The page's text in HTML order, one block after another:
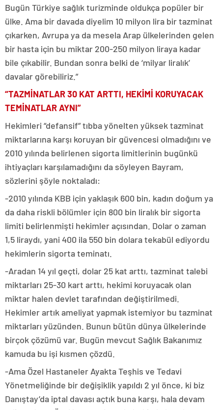
Bugün Türkiye sağlık turizminde oldukça popüler bir
ülke. Ama bir davada diyelim 10 milyon lira bir tazminat
çıkarken, Avrupa ya da mesela Arap ülkelerinden gelen
bir hasta için bu miktar 200-250 milyon liraya kadar
bile çıkabilir. Bundan sonra belki de ‘milyar liralık’
davalar görebiliriz.”
“TAZMİNATLAR 30 KAT ARTTI, HEKİMİ KORUYACAK
TEMİNATLAR AYNI”
Hekimleri “defansif” tıbba yönelten yüksek tazminat
miktarlarına karşı koruyan bir güvencesi olmadığını ve
2010 yılında belirlenen sigorta limitlerinin bugünkü
ihtiyaçları karşılamadığını da söyleyen Bayram,
sözlerini şöyle noktaladı:
-2010 yılında KBB için yaklaşık 600 bin, kadın doğum ya
da daha riskli bölümler için 800 bin liralık bir sigorta
limiti belirlenmişti hekimler açısından. Dolar o zaman
1,5 liraydı, yani 400 ila 550 bin dolara tekabül ediyordu
hekimlerin sigorta teminatı.
-Aradan 14 yıl geçti, dolar 25 kat arttı, tazminat talebi
miktarları 25-30 kart arttı, hekimi koruyacak olan
miktar halen devlet tarafından değiştirilmedi.
Hekimler artık ameliyat yapmak istemiyor bu tazminat
miktarları yüzünden. Bunun bütün dünya ülkelerinde
birçok çözümü var. Bugün mevcut Sağlık Bakanımız
kamuda bu işi kısmen çözdü.
-Ama Özel Hastaneler Ayakta Teşhis ve Tedavi
Yönetmeliğinde bir değişiklik yapıldı 2 yıl önce, ki biz
Danıştay’da iptal davası açtık buna karşı, hala devam